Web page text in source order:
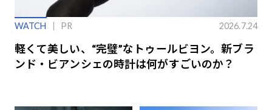
WATCH PR 2026.7.24
軽くて美しい、“完璧”なトゥールビヨン。新ブラ
ンド・ビアンシェの時計は何がすごいのか？